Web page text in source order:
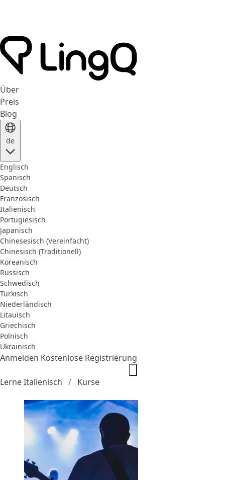
Über
Preis
Blog
de
Englisch
Spanisch
Deutsch
Französisch
Italienisch
Portugiesisch
Japanisch
Chinesesisch (Vereinfacht)
Chinesisch (Traditionell)
Koreanisch
Russisch
Schwedisch
Türkisch
Niederländisch
Litauisch
Griechisch
Polnisch
Ukrainisch
Anmelden Kostenlose Registrierung
Lerne Italienisch Kurse